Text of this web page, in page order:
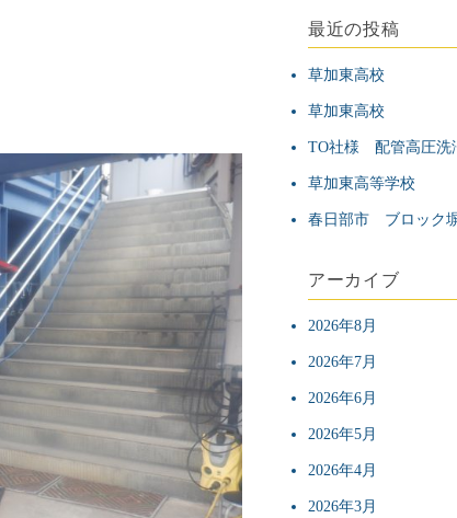
最近の投稿
草加東高校
草加東高校
TO社様 配管高圧洗
草加東高等学校
春日部市 ブロック
アーカイブ
2026年8月
2026年7月
2026年6月
2026年5月
2026年4月
2026年3月